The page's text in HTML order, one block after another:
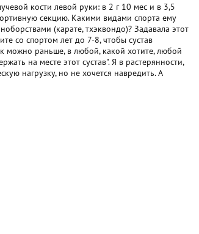
кости левой руки: в 2 г 10 мес и в 3,5
секцию. Какими видами спорта ему
(карате, тхэквондо)? Задавала этот
со спортом лет до 7-8, чтобы сустав
можно раньше, в любой, какой хотите, любой
на месте этот сустав". Я в растерянности,
нагрузку, но не хочется навредить. А